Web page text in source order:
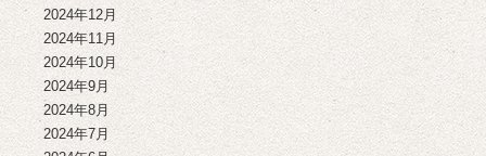
2024年12月
2024年11月
2024年10月
2024年9月
2024年8月
2024年7月